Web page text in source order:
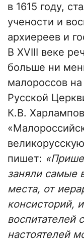
в 1615 году,
учености и
архиереев и
В XVIII веке
больше ни
малороссов
Русской
К.В.
пишет:
заняли самые
места, от
консисторий,
воспитателей
настоятелей